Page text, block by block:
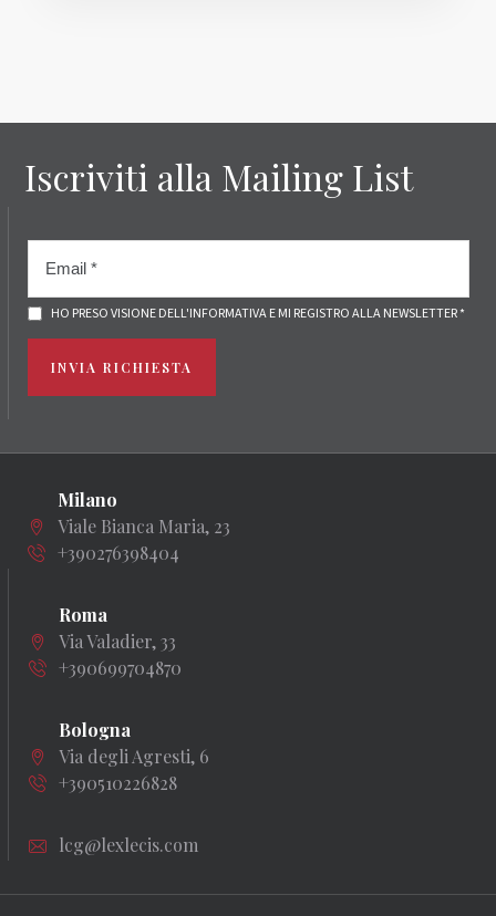
Iscriviti alla Mailing List
HO PRESO VISIONE DELL'INFORMATIVA E MI REGISTRO ALLA NEWSLETTER *
INVIA RICHIESTA
Milano
Viale Bianca Maria, 23
+390276398404
Roma
Via Valadier, 33
+390699704870
Bologna
Via degli Agresti, 6
+390510226828
lcg@lexlecis.com